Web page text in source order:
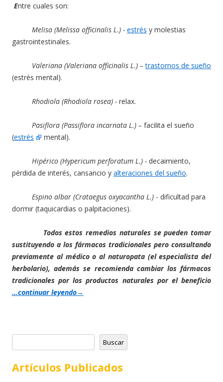
Entre cuales son:
Melisa (Melissa officinalis L.) - estrés y molestias
gastrointestinales.
Valeriana (Valeriana officinalis L.) –trastornos de sueño
(estrés mental).
Rhodiola (Rhodiola rosea) - relax.
Pasiflora (Passiflora incarnata L.) – facilita el sueño
(estrés mental).
Hipérico (Hypericum perforatum L.) - decaimiento,
pérdida de interés, cansancio y alteraciones del sueño.
Espino albar (Crataegus oxyacantha L.) - dificultad para
dormir (taquicardias o palpitaciones).
Todos estos remedios naturales se pueden tomar
sustituyendo a los fármacos tradicionales pero consultando
previamente al médico o al naturopata (el especialista del
herbolario), además se recomienda cambiar los fármacos
tradicionales por los productos naturales por el beneficio
...continuar leyendo→
u
s
Buscar
Artículos Publicados